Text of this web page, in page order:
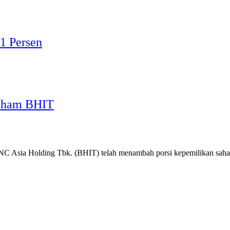
Persen
BHIT
Asia Holding Tbk. (BHIT) telah menambah porsi kepemilikan